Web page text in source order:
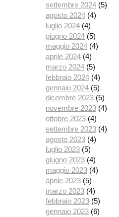
settembre 2024 (5)
agosto 2024 (4)
luglio 2024 (4)
giugno 2024 (5)
maggio 2024 (4)
aprile 2024 (4)
marzo 2024 (5)
febbraio 2024 (4)
gennaio 2024 (5)
dicembre 2023 (5)
novembre 2023 (4)
ottobre 2023 (4)
settembre 2023 (4)
agosto 2023 (4)
luglio 2023 (5)
giugno 2023 (4)
maggio 2023 (4)
aprile 2023 (5)
marzo 2023 (4)
febbraio 2023 (5)
gennaio 2023 (6)